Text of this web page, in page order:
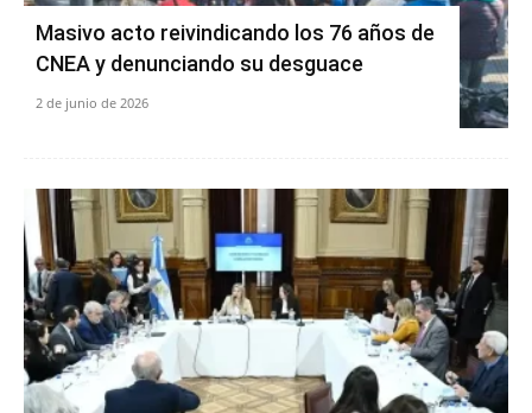
Masivo acto reivindicando los 76 años de
CNEA y denunciando su desguace
2 de junio de 2026